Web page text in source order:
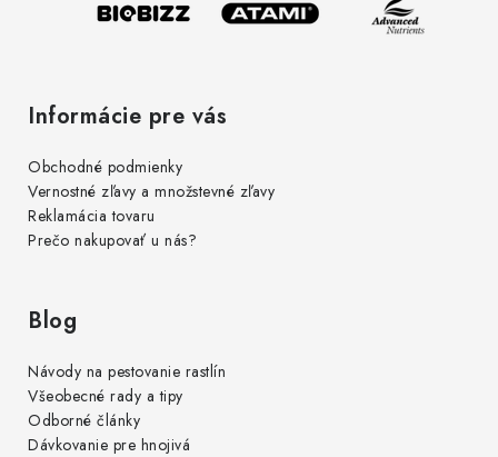
Informácie pre vás
Obchodné podmienky
Vernostné zľavy a množstevné zľavy
Reklamácia tovaru
Prečo nakupovať u nás?
Blog
Návody na pestovanie rastlín
Všeobecné rady a tipy
Odborné články
Dávkovanie pre hnojivá